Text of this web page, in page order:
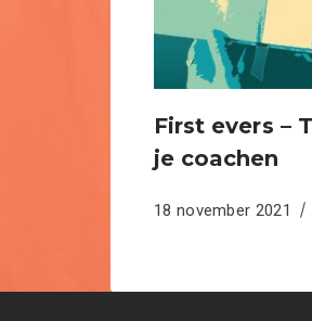
First evers –
je coachen
18 november 2021